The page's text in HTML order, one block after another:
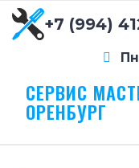
+7 (994)
СЕРВИС
ОРЕНБУРГ